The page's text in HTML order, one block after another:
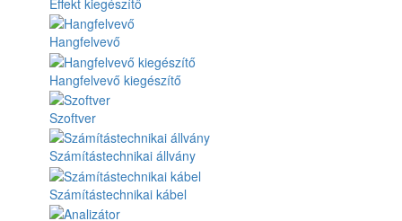
Effekt kiegészítő
Hangfelvevő
Hangfelvevő kiegészítő
Szoftver
Számítástechnikai állvány
Számítástechnikai kábel